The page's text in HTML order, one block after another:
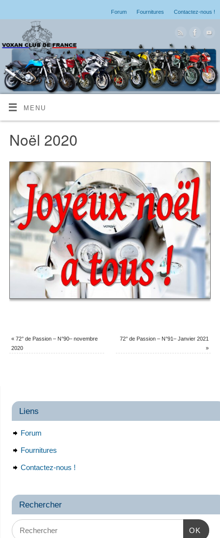
Forum Fournitures Contactez-nous !
MENU
Noël 2020
«72° de Passion – N°90– novembre
2020
72° de Passion – N°91– Janvier 2021
»
Liens
Forum
Fournitures
Contactez-nous !
Rechercher
OK